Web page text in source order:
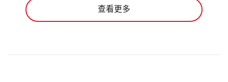
查看更多